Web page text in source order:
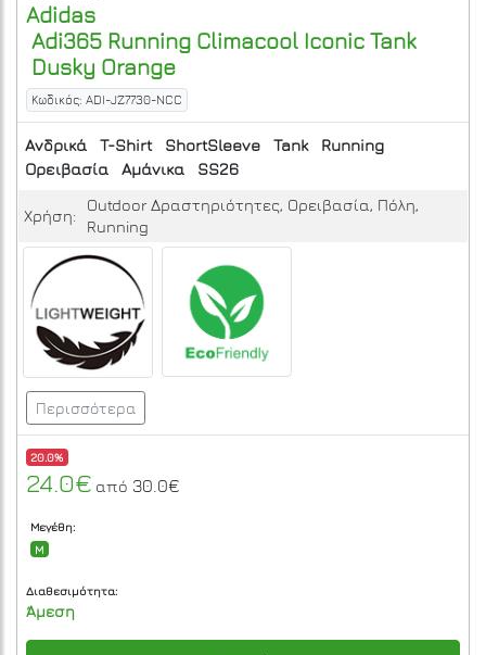
Adidas
Adi365 Running Climacool Iconic Tank
Dusky Orange
Κωδικός: ADI-JZ7730-NCC
Ανδρικά T-Shirt ShortSleeve Tank
Running
Ορειβασία
Αμάνικα SS26
Χρήση:
Outdoor Δραστηριότητες, Ορειβασία, Πόλη,
Running
Περισσότερα
20.0%
24.0€ από 30.0€
Μεγέθη:
M
Διαθεσιμότητα:
Άμεση